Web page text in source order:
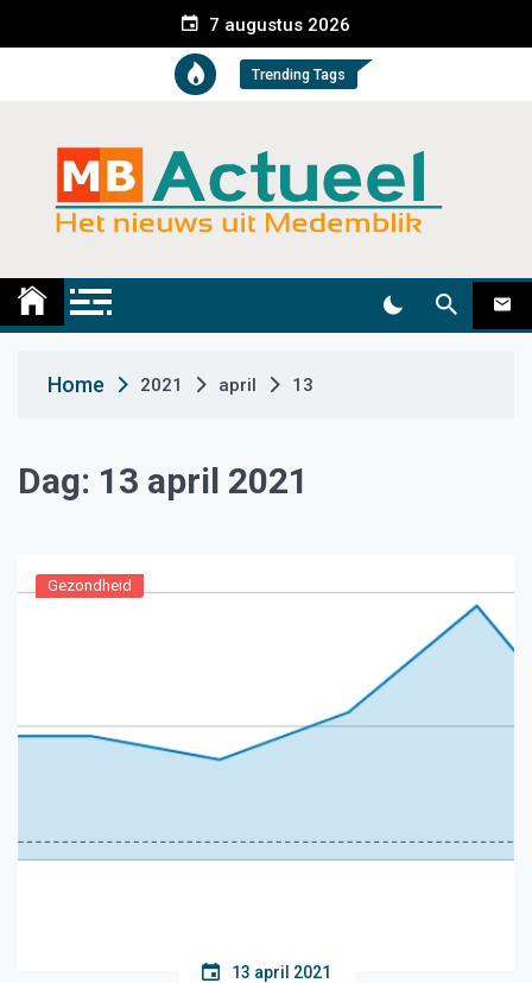
e
t
7 augustus 2026
Trending Tags
Medemblik Actueel
Home 2021 april 13
Dag: 13 april 2021
Gezondheid
13 april 2021